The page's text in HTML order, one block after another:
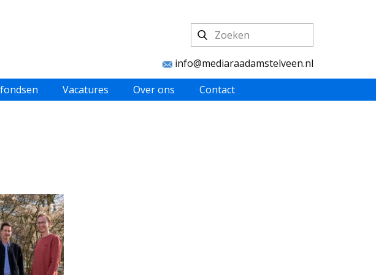
info@mediaraadamstelveen.nl
Vacatures Over ons Contact